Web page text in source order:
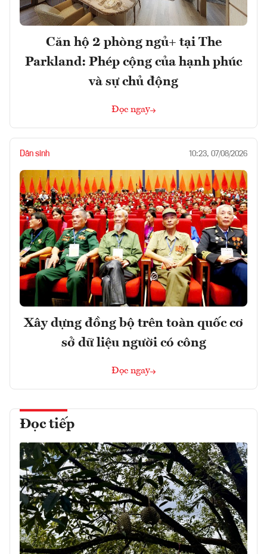
Căn hộ 2 phòng ngủ+ tại The
Parkland: Phép cộng của hạnh phúc
và sự chủ động
Đọc ngay
Dân sinh 10:23, 07/08/2026
Xây dựng đồng bộ trên toàn quốc cơ
sở dữ liệu người có công
Đọc ngay
Đọc tiếp